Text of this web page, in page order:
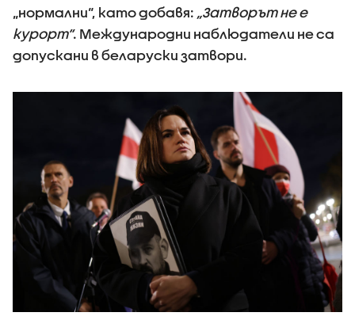
„нормални“, като добавя: „Затворът не е
курорт“. Международни наблюдатели не са
допускани в беларуски затвори.